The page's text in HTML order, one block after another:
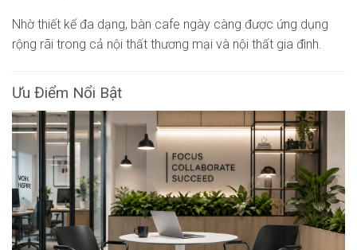
Nhờ thiết kế đa dạng, bàn cafe ngày càng được ứng dụng
rộng rãi trong cả nội thất thương mại và nội thất gia đình.
Ưu Điểm Nổi Bật